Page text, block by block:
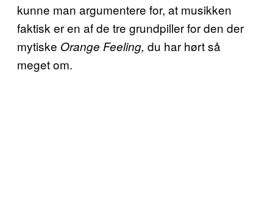
kunne man argumentere for, at musikken
faktisk er en af de tre grundpiller for den der
mytiske Orange Feeling, du har hørt så
meget om.